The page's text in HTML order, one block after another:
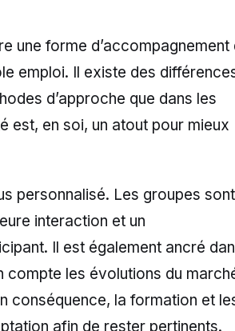
une forme d’accompagnement
emploi. Il existe des
d’approche que dans les
est, en soi, un atout pour mieux
personnalisé. Les groupes sont
interaction et un
Il est également ancré
compte les évolutions du
conséquence, la formation et
afin de rester pertinents.